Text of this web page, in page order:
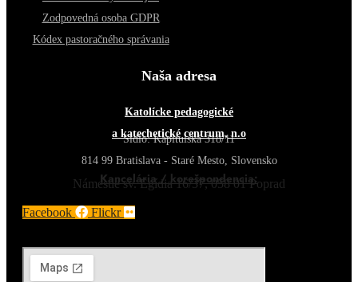
Zodpovedná osoba GDPR
Kódex pastoračného správania
Naša adresa
Katolícke pedagogické
a katechetické centrum, n.o
Sídlo: Kapitulská 318/11
814 99 Bratislava - Staré Mesto, Slovensko
Kancelária / korešpondencia:
Námestie sv. Egídia 16/37, 058 01 Poprad
Facebook Flickr